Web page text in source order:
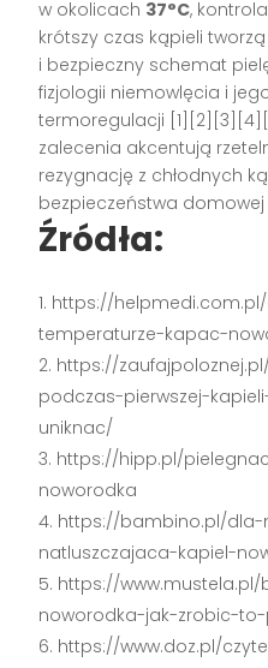
w okolicach 37°C,
krótszy czas kąpieli
i bezpieczny schemat
fizjologii niemowlęcia i
termoregulacji
zalecenia akcentują
rezygnację z chłodnych
bezpieczeństwa
Źródła:
https://
temperaturze-kapac-
https://
podczas-pierwszej-
uniknac/
https://hipp.pl/
noworodka
https://bambino.pl/dla-
natluszczajaca-kapiel-
https://
noworodka-jak-zrobic-
https://www.doz.pl/